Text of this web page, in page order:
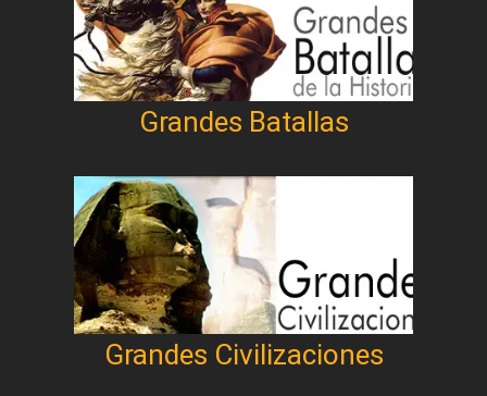
Grandes Batallas
Grandes Civilizaciones